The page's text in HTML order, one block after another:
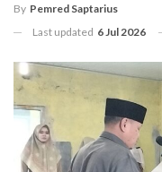
By Pemred Saptarius
Last updated 6 Jul 2026